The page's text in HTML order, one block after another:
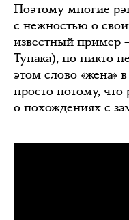
Поэтому многие
с нежностью о
известный пример
Тупака), но никто
этом слово «жена»
просто потому, что
о похождениях с